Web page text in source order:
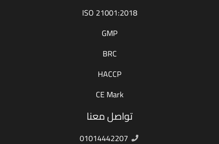
ISO 21001:2018
GMP
BRC
HACCP
CE Mark
تواصل معنا
01014442207